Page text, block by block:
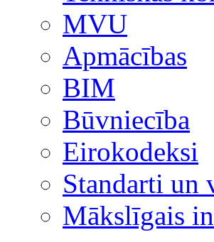
MVU
Apmācības
BIM
Būvniecība
Eirokodeksi
Standarti un
Mākslīgais